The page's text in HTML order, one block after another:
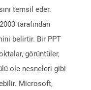
temsil eder.
tarafından
belirtir. Bir PPT
görüntüler,
ole nesneleri gibi
Microsoft,